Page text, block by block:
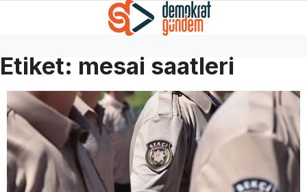
Etiket: mesai saatleri